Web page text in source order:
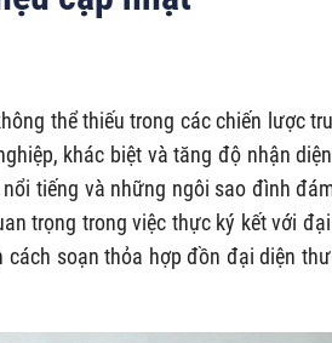
thể thiếu trong các chiến lược
khác biệt và tăng độ nhận
tiếng và những ngôi sao đình
trọng trong việc thực ký kết với
cách soạn thỏa hợp đồn đại diện